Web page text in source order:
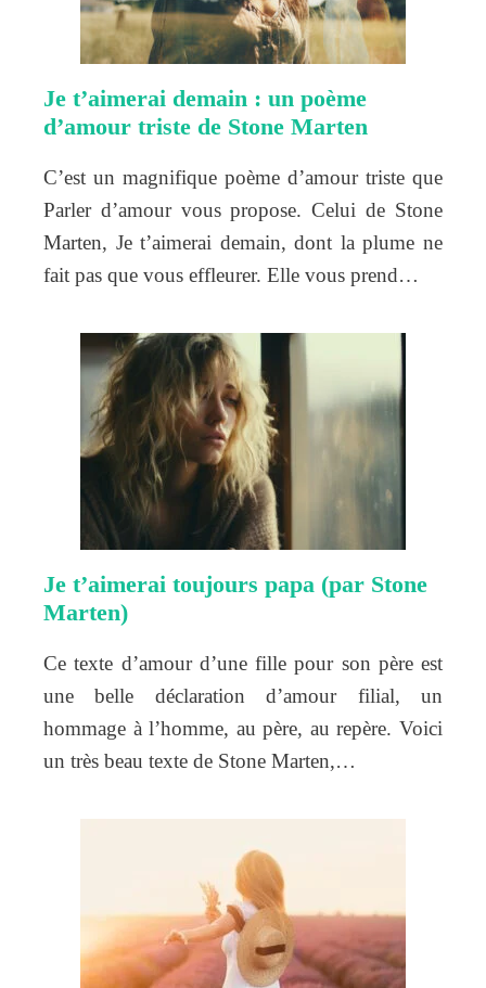
Je t’aimerai demain : un poème
d’amour triste de Stone Marten
C’est un magnifique poème d’amour triste que
Parler d’amour vous propose. Celui de Stone
Marten, Je t’aimerai demain, dont la plume ne
fait pas que vous effleurer. Elle vous prend…
Je t’aimerai toujours papa (par Stone
Marten)
Ce texte d’amour d’une fille pour son père est
une belle déclaration d’amour filial, un
hommage à l’homme, au père, au repère. Voici
un très beau texte de Stone Marten,…